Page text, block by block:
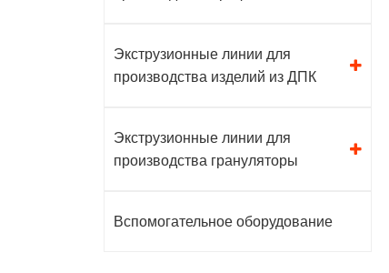
Экструзионные линии для
производства изделий из ДПК
Экструзионные линии для
производства грануляторы
Вспомогательное оборудование